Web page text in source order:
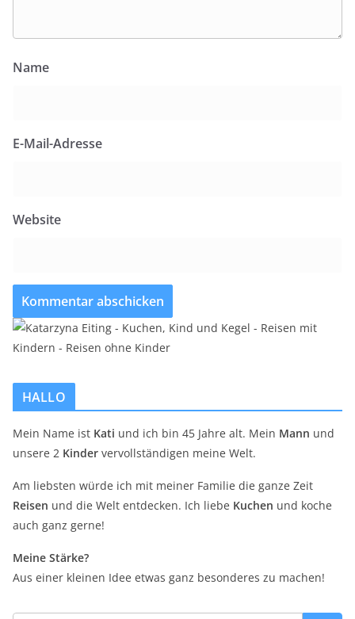
Name
E-Mail-Adresse
Website
HALLO
Mein Name ist Kati und ich bin 45 Jahre alt. Mein Mann und
unsere 2 Kinder vervollständigen meine Welt.
Am liebsten würde ich mit meiner Familie die ganze Zeit
Reisen und die Welt entdecken. Ich liebe Kuchen und koche
auch ganz gerne!
Meine Stärke?
Aus einer kleinen Idee etwas ganz besonderes zu machen!